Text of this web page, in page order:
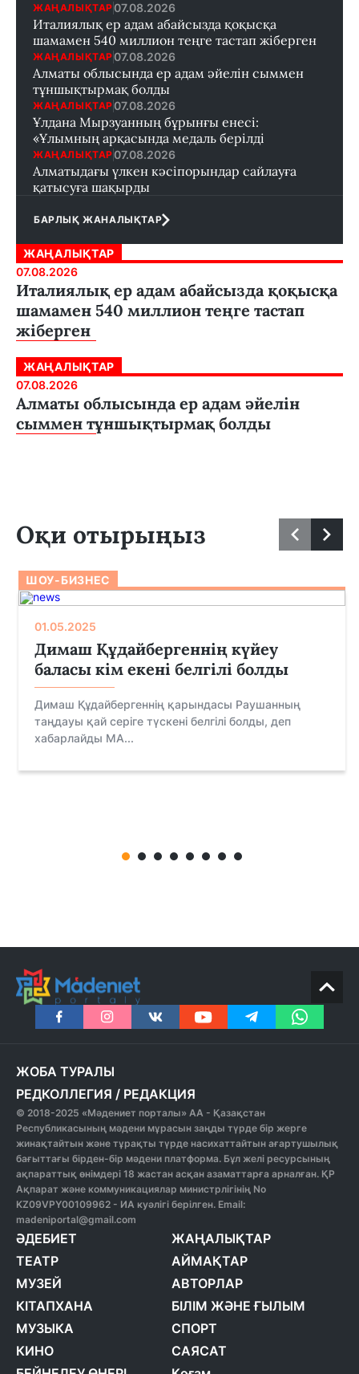
ЖАҢАЛЫҚТАР 07.08.2026
Италиялық ер адам абайсызда қоқысқа
шамамен 540 миллион теңге тастап жіберген
ЖАҢАЛЫҚТАР 07.08.2026
Алматы облысында ер адам әйелін сыммен
тұншықтырмақ болды
ЖАҢАЛЫҚТАР 07.08.2026
Ұлдана Мырзуанның бұрынғы енесі:
«Ұлымның арқасында медаль берілді
ЖАҢАЛЫҚТАР 07.08.2026
Алматыдағы үлкен кәсіпорындар сайлауға
қатысуға шақырды
БАРЛЫҚ ЖАНАЛЫҚТАР
ЖАҢАЛЫҚТАР
07.08.2026
Италиялық ер адам абайсызда қоқысқа
шамамен 540 миллион теңге тастап
жіберген
ЖАҢАЛЫҚТАР
07.08.2026
Алматы облысында ер адам әйелін
сыммен тұншықтырмақ болды
Оқи отырыңыз
ШОУ-БИЗНЕС
01.05.2025
Димаш Құдайбергеннің күйеу
баласы кім екені белгілі болды
Димаш Құдайбергеннің қарындасы Раушанның
таңдауы қай серіге түскені белгілі болды, деп
хабарлайды MA...
ЖОБА ТУРАЛЫ
РЕДКОЛЛЕГИЯ / РЕДАКЦИЯ
© 2018-2025 «Мәдениет порталы» АА - Қазақстан
Республикасының мәдени мұрасын заңды түрде бір жерге
жинақтайтын және тұрақты түрде насихаттайтын ағартушылық
бағыттағы бірден-бір мәдени платформа. Бұл желі ресурсының
ақпараттық өнімдері 18 жастан асқан азаматтарға арналған. ҚР
Ақпарат және коммуникациялар министрлігінің No
KZ09VPY00109962 - ИА куәлігі берілген. Email:
madeniportal@gmail.com
ӘДЕБИЕТ
ТЕАТР
МУЗЕЙ
КІТАПХАНА
МУЗЫКА
КИНО
ЖАҢАЛЫҚТАР
АЙМАҚТАР
АВТОРЛАР
БІЛІМ ЖӘНЕ ҒЫЛЫМ
СПОРТ
САЯСАТ